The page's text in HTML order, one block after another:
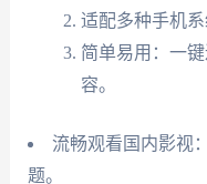
适配多种手机系
简单易用：一
容。
流畅观看国内影视
题。